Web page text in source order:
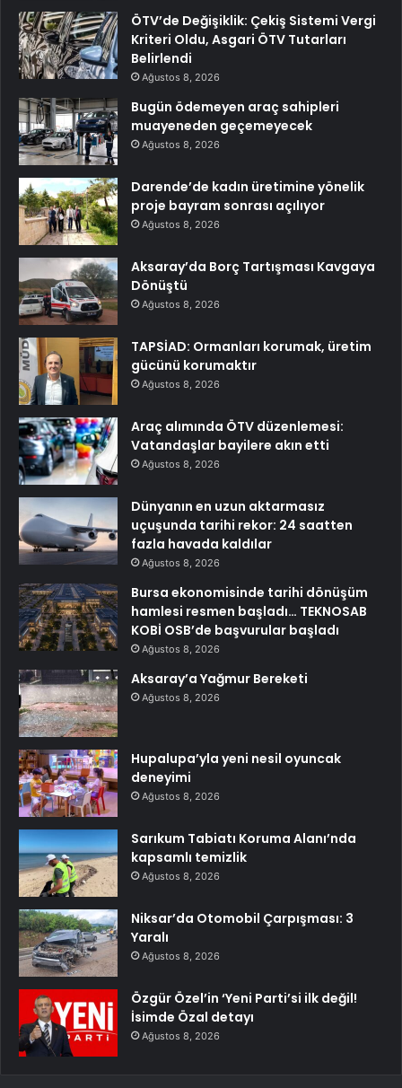
ÖTV’de Değişiklik: Çekiş Sistemi Vergi
Kriteri Oldu, Asgari ÖTV Tutarları
Belirlendi
Ağustos 8, 2026
Bugün ödemeyen araç sahipleri
muayeneden geçemeyecek
Ağustos 8, 2026
Darende’de kadın üretimine yönelik
proje bayram sonrası açılıyor
Ağustos 8, 2026
Aksaray’da Borç Tartışması Kavgaya
Dönüştü
Ağustos 8, 2026
TAPSİAD: Ormanları korumak, üretim
gücünü korumaktır
Ağustos 8, 2026
Araç alımında ÖTV düzenlemesi:
Vatandaşlar bayilere akın etti
Ağustos 8, 2026
Dünyanın en uzun aktarmasız
uçuşunda tarihi rekor: 24 saatten
fazla havada kaldılar
Ağustos 8, 2026
Bursa ekonomisinde tarihi dönüşüm
hamlesi resmen başladı… TEKNOSAB
KOBİ OSB’de başvurular başladı
Ağustos 8, 2026
Aksaray’a Yağmur Bereketi
Ağustos 8, 2026
Hupalupa’yla yeni nesil oyuncak
deneyimi
Ağustos 8, 2026
Sarıkum Tabiatı Koruma Alanı’nda
kapsamlı temizlik
Ağustos 8, 2026
Niksar’da Otomobil Çarpışması: 3
Yaralı
Ağustos 8, 2026
Özgür Özel’in ‘Yeni Parti’si ilk değil!
İsimde Özal detayı
Ağustos 8, 2026